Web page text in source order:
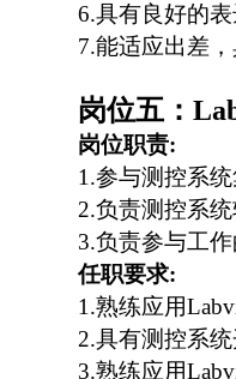
6.具有良好的
7.能适应出差
岗位五：
岗位职责:
1.参与测控系
2.负责测控系
3.负责参与工作
任职要求:
1.熟练应用
2.具有测控系
3.熟练应用